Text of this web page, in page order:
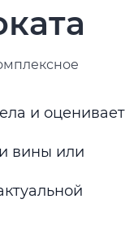
и оценивает
вины или